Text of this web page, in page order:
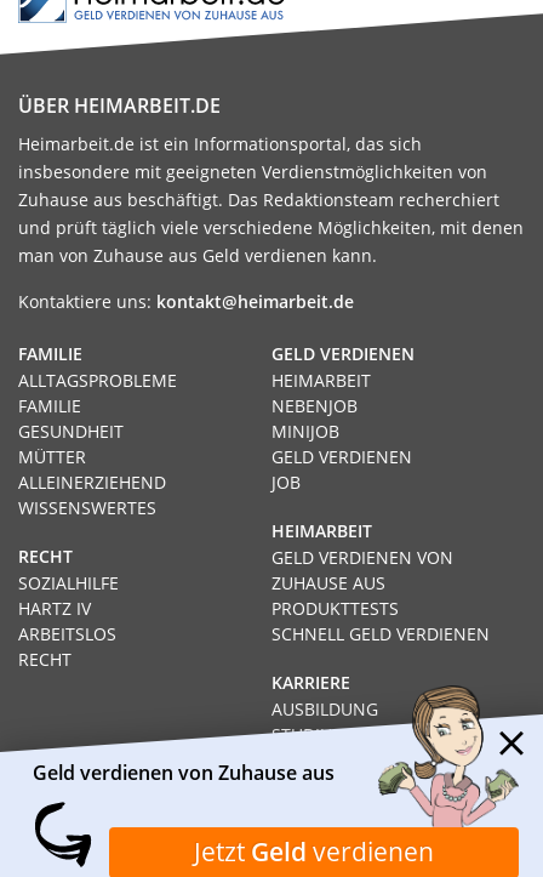
ÜBER HEIMARBEIT.DE
Heimarbeit.de ist ein Informationsportal, das sich
insbesondere mit geeigneten Verdienstmöglichkeiten von
Zuhause aus beschäftigt. Das Redaktionsteam recherchiert
und prüft täglich viele verschiedene Möglichkeiten, mit denen
man von Zuhause aus Geld verdienen kann.
Kontaktiere uns: kontakt@heimarbeit.de
GELD VERDIENEN
HEIMARBEIT
NEBENJOB
MINIJOB
GELD VERDIENEN
JOB
HEIMARBEIT
GELD VERDIENEN VON
ZUHAUSE AUS
PRODUKTTESTS
SCHNELL GELD VERDIENEN
KARRIERE
AUSBILDUNG
STUDIUM
GEHÄLTER
FAMILIE
ALLTAGSPROBLEME
FAMILIE
GESUNDHEIT
MÜTTER
ALLEINERZIEHEND
WISSENSWERTES
RECHT
SOZIALHILFE
HARTZ IV
ARBEITSLOS
RECHT
Impressum Datenschutz Kontakt
Über Heimarbeit.de
Geld verdienen von Zuhause aus
Jetzt Geld verdienen